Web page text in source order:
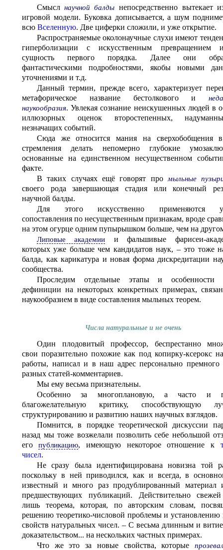
Смысл научной балды непосредственно вытекает
игровой модели. Буковка дописывается, а шум
всю Вселенную. Две циферки сложили, и уже открытие.
Распространяемые околонаучные слухи имеют
гиперболизации с искусственным превращением
сущность первого порядка. Далее они
фантастическими подробностями, якобы новыми
уточнениями и т.д.
Данный термин, прежде всего, характеризует
метафорическое название бестолкового и
наукообразия. Увлекая сознание неискушенных людей в
иллюзорных оценок второстепенных,
незначащих событий.
Сюда же относится мания на сверхобобщения
стремления делать непомерно глубокие
основанные на единственном несущественном
факте.
В таких случаях ещё говорят про мыльные
своего рода завершающая стадия или конечный
научной балды.
Для этого искусственно применяются
сопоставления по несущественным признакам, вроде
на этом огурце одним пупырышком больше, чем на
Липовые академии и фальшивые фарисеи-
которых уже больше чем кандидатов наук, – это тоже
балда, как карикатура и новая форма дискредитации
сообщества.
Проследим отдельные этапы и особенности
дефиниции на некоторых конкретных примерах,
наукообразием в виде составления мыльных теорем.
Числа натуральные и не очень
Один плодовитый профессор, беспрестанно
свои поразительно похожие как под копирку-ксерокс
работы, написал и в наш адрес персонально премного
разных статей-комментариев.
Мы ему весьма признательны.
Особенно за многоплановую, а часто и
благожелательную критику, способствующую
структурированию и развитию наших научных взглядов.
Помнится, в порядке теоретической дискуссии
назад мы тоже возжелали позволить себе небольшой
его публикацию, имеющую некоторое отношение к
чисел.
Не сразу была идентифицирована новизна той
поскольку в ней приводился, как и всегда, в
известный и много раз продублированный материал
предшествующих публикаций. Действительно
лишь теорема, которая, по авторским словам,
решению теоретико-числовой проблемы и
свойств натуральных чисел. – С весьма длинным и
доказательством... на нескольких частных примерах.
Что же это за новые свойства, которые